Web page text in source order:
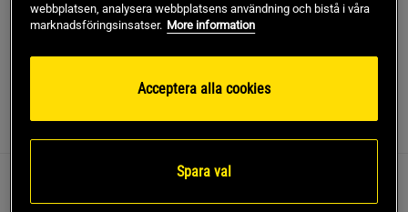
Abilica dumbbell - Gedigen och välavvägd neoprenklädd hantel från
Abilica. Perfekt för hemmagymmet!
webbplatsen, analysera webbplatsens användning och bistå i våra
marknadsföringsinsatser. More information
Acceptera alla cookies
Spara val